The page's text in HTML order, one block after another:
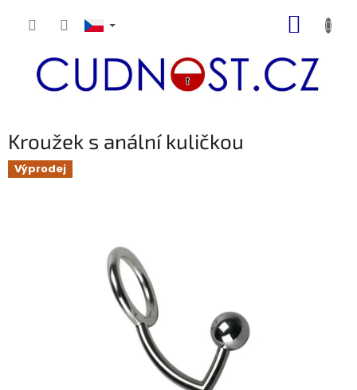
Kroužek s anální kuličkou
Výprodej